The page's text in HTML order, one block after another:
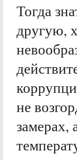
Тогда
другую,
не
замерах,